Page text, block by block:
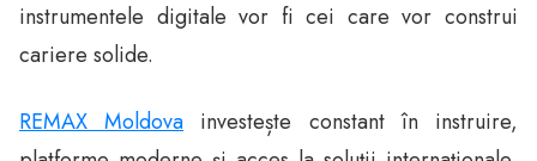
instrumentele digitale vor fi cei care vor construi
cariere solide.
REMAX Moldovainvestește constant în instruire,